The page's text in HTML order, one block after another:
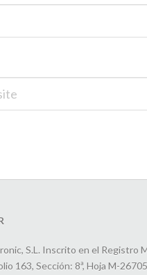
S.L. Inscrito en el Registro
163, Sección: 8ª, Hoja M-